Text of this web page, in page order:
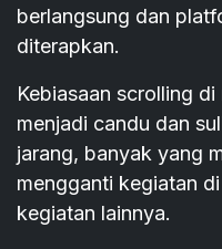
berlangsung dan
diterapkan.
Kebiasaan scrolling
menjadi candu dan
jarang, banyak yang
mengganti kegiatan
kegiatan lainnya.